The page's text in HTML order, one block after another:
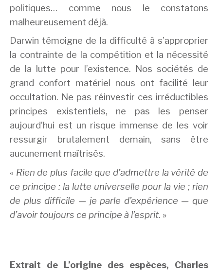
politiques… comme nous le constatons
malheureusement déjà.
Darwin témoigne de la difficulté à s’approprier
la contrainte de la compétition et la nécessité
de la lutte pour l’existence. Nos sociétés de
grand confort matériel nous ont facilité leur
occultation. Ne pas réinvestir ces irréductibles
principes existentiels, ne pas les penser
aujourd’hui est un risque immense de les voir
ressurgir brutalement demain, sans être
aucunement maîtrisés.
« Rien de plus facile que d’admettre la vérité de
ce principe : la lutte universelle pour la vie ; rien
de plus difficile — je parle d’expérience — que
d’avoir toujours ce principe à l’esprit. »
Extrait de L’origine des espèces, Charles